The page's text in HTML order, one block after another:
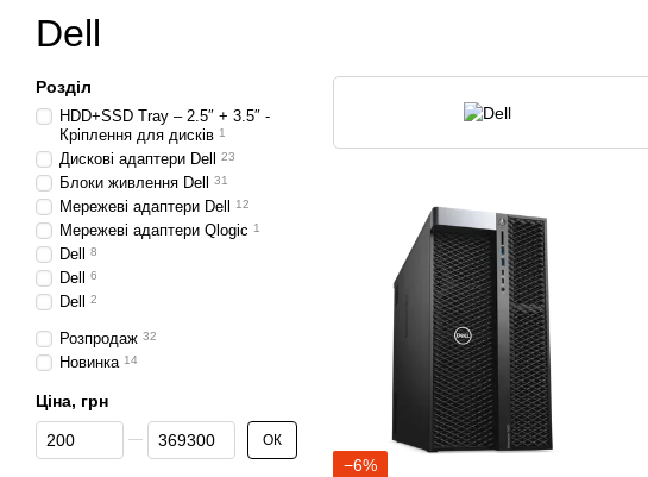
Dell
−6%
Розділ
HDD+SSD Tray – 2.5″ + 3.5″ -
Кріплення для дисків 1
Дискові адаптери Dell 23
Блоки живлення Dell 31
Мережеві адаптери Dell 12
Мережеві адаптери Qlogic 1
Dell 8
Dell 6
Dell 2
Розпродаж 32
Новинка 14
Ціна, грн
Від Ціна, грн
До Ціна, грн ОК